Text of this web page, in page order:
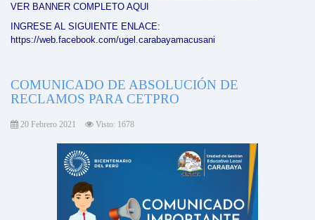
VER BANNER COMPLETO AQUI
INGRESE AL SIGUIENTE ENLACE:
https://web.facebook.com/ugel.carabayamacusani
COMUNICADO DE ABSOLUCIÓN DE
RECLAMOS PARA CETPRO
20 Febrero 2021 Visto: 1678